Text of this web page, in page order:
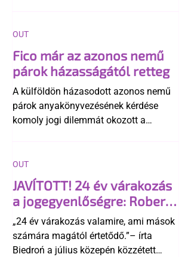
Fico már az azonos nemű
párok házasságától retteg
A külföldön házasodott azonos nemű
párok anyakönyvezésének kérdése
komoly jogi dilemmát okozott a
egyértelműen tiltja a házasságuk
elismerését. Közben az ellenzéken belül
is vita robbant ki arról, hogy vissza
kellene-e vonni a kormány konzervatív
alkotmánymódosítását
OUT
JAVÍTOTT! 24 év várakozás
a jogegyenlőségre: Robert
Biedroń megindító üzenete
a lengyel bejegyzett
élettársi kapcsolatokért
„24 év várakozás valamire, ami mások
számára magától értetődő.”– írta
Biedroń a július közepén közzétett
OUT